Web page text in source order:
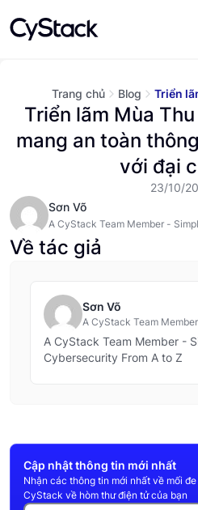
Trang chủ Blog Triển
Triển lãm Mùa
mang an toàn
với đại
23/10/
Sơn Võ
A CyStack Team Member -
Về tác giả
Sơn Võ
A CyStack Team
Cybersecurity From A to
A CyStack Team Member -
Cybersecurity From A to Z
Cập nhật thông tin mới nhất
Nhận các thông tin mới nhất về mối
CyStack về hòm thư điện tử của bạn